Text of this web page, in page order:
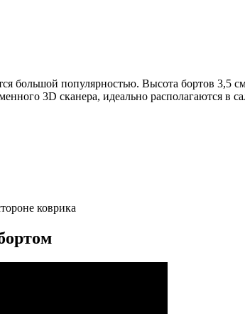
большой популярностью. Высота бортов 3,5
3D сканера, идеально располагаются в
коврика